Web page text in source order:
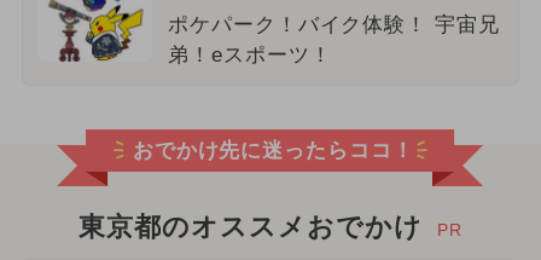
ポケパーク！バイク体験！ 宇宙兄
弟！eスポーツ！
おでかけ先に迷ったらココ！
東京都のオススメおでかけ PR